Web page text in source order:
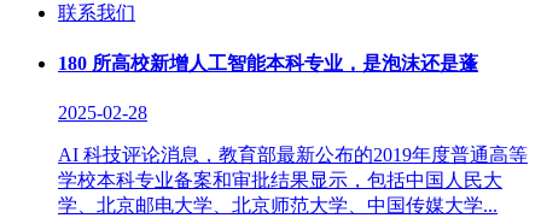
联系我们
180 所高校新增人工智能本科专业，是泡沫还是蓬
2025-02-28
AI 科技评论消息，教育部最新公布的2019年度普通高等
学校本科专业备案和审批结果显示，包括中国人民大
学、北京邮电大学、北京师范大学、中国传媒大学...